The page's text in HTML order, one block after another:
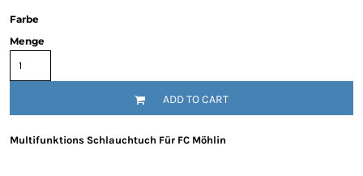
Farbe
Menge
ADD TO CART
Multifunktions Schlauchtuch Für FC Möhlin